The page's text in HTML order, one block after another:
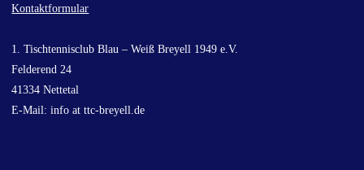
Kontaktformular
1. Tischtennisclub Blau – Weiß Breyell 1949 e.V.
Felderend 24
41334 Nettetal
E-Mail: info at ttc-breyell.de